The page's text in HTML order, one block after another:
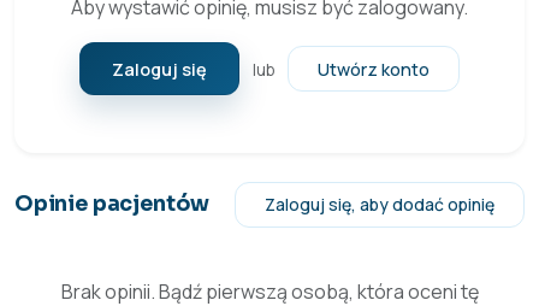
Aby wystawić opinię, musisz być zalogowany.
Zaloguj się lub Utwórz konto
Opinie pacjentów Zaloguj się, aby dodać opinię
Brak opinii. Bądź pierwszą osobą, która oceni tę